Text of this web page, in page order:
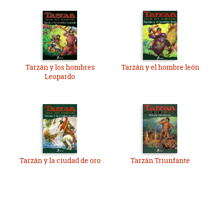
Tarzán y los hombres
Leopardo
Tarzán y el hombre león
Tarzán y la ciudad de oro Tarzán Triunfante